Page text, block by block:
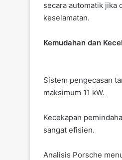
secara automatik jika
keselamatan.
Kemudahan dan
Sistem pengecasan
maksimum 11 kW.
Kecekapan
sangat efisien.
Analisis Porsche